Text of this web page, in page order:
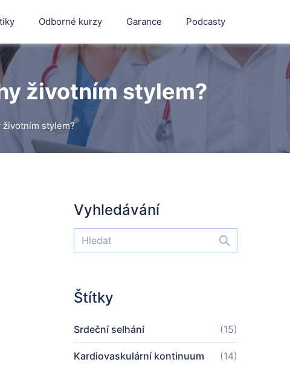
Odborné kurzy Garance Podcasty
životním stylem?
stylem?
Vyhledávání
Štítky
Srdeční selhání (15)
Kardiovaskulární kontinuum (14)